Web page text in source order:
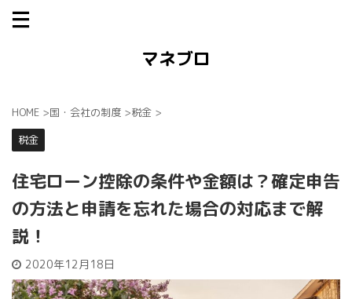
マネブロ
HOME >国・会社の制度 >税金 >
税金
住宅ローン控除の条件や金額は？確定申告
の方法と申請を忘れた場合の対応まで解
説！
2020年12月18日